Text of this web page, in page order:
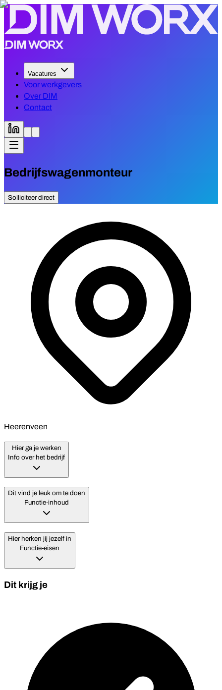
Vacatures
Voor werkgevers
Over DIM
Contact
Bedrijfswagenmonteur
Solliciteer direct
Heerenveen
Hier ga je werken
Info over het bedrijf
Dit vind je leuk om te doen
Functie-inhoud
Hier herken jij jezelf in
Functie-eisen
Dit krijg je